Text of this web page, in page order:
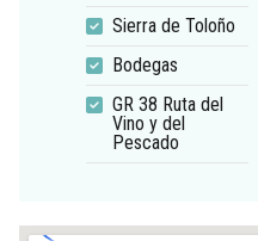
Sierra de Toloño
Bodegas
GR 38 Ruta del
Vino y del
Pescado